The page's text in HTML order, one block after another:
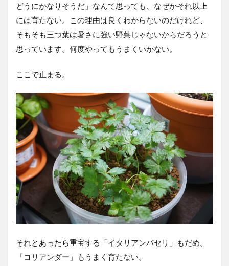
どうにかなりそうだ」なんて思っても、なぜかそれ以上
には育たない。この理由は良くわからないのだけれど、
そもそも三つ葉は暑さに強い野菜じゃないからだろうと
思っています。何度やってもうまくいかない。
ここで止まる。
それとあったら重宝する「イタリアンパセリ」もだめ。
「コリアンダー」もうまく育たない。